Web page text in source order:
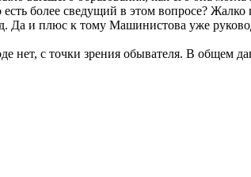
более сведущий в этом вопросе?
Да и плюс к тому Машинистова уже
нет, с точки зрения обывателя. В общем